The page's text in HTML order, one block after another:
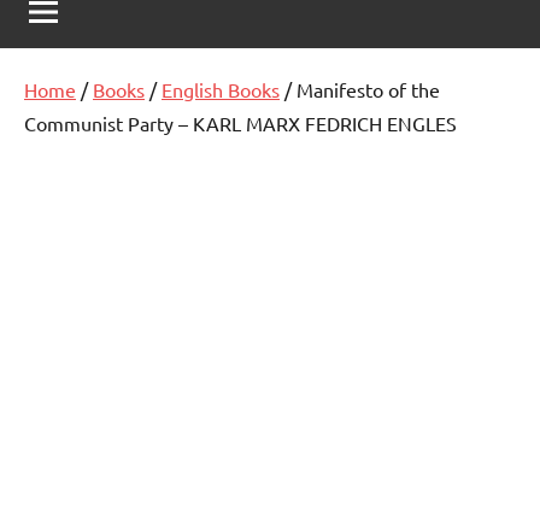
Home / Books / English Books / Manifesto of the
Communist Party – KARL MARX FEDRICH ENGLES